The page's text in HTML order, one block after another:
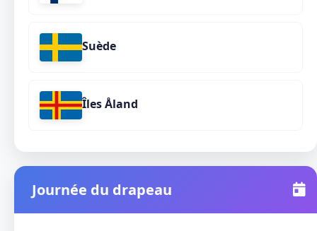
Suède
Îles Åland
Journée du drapeau